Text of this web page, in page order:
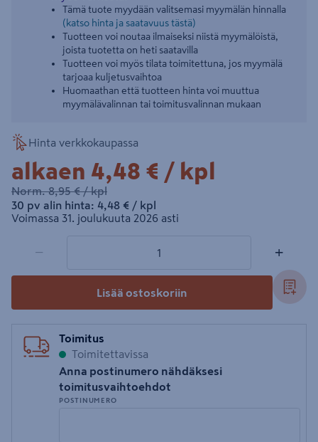
Tämä tuote myydään valitsemasi myymälän hinnalla
(katso hinta ja saatavuus tästä)
Tuotteen voi noutaa ilmaiseksi niistä myymälöistä,
joista tuotetta on heti saatavilla
Tuotteen voi myös tilata toimitettuna, jos myymälä
tarjoaa kuljetusvaihtoa
Huomaathan että tuotteen hinta voi muuttua
myymälävalinnan tai toimitusvalinnan mukaan
Hinta verkkokaupassa
alkaen 4,48€/kpl
4,48 € / kpl
Norm.8,95€/kpl
8,95 €/ kpl
30 pv alin hinta: 4,48€/kpl
4,48 € / kpl
Voimassa 31. joulukuuta 2026 asti
− +
Lisää ostoskoriin
Toimitus
Toimitettavissa
Anna postinumero nähdäksesi
toimitusvaihtoehdot
POSTINUMERO